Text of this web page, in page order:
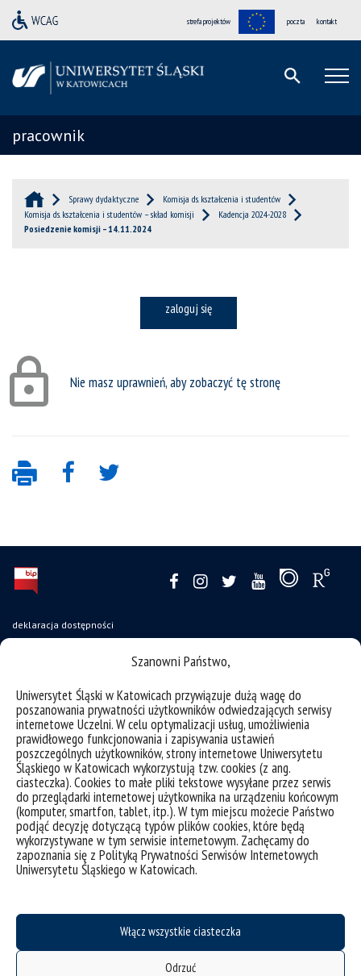
Szanowni Państwo,
Uniwersytet Śląski w Katowicach przywiązuje dużą wagę do
poszanowania prywatności użytkowników odwiedzających serwisy
internetowe Uczelni. W celu optymalizacji usług, umożliwienia
prawidłowego funkcjonowania i zapisywania ustawień
poszczególnych użytkowników, strony internetowe Uniwersytetu
Śląskiego w Katowicach wykorzystują tzw. cookies (z ang.
ciasteczka). Cookies to małe pliki tekstowe wysyłane przez serwis
do przeglądarki internetowej użytkownika na urządzeniu końcowym
(komputer, smartfon, tablet, itp.). W tym miejscu możecie Państwo
podjąć decyzję dotyczącą typów plików cookies, które będą
wykorzystywane w tym serwisie internetowym. Zachęcamy do
zapoznania się z Polityką Prywatności Serwisów Internetowych
Uniwersytetu Śląskiego w Katowicach.
Włącz wszystkie ciasteczka
Odrzuć
strefa projektów poczta kontakt
pracownik
Sprawy dydaktyczne
Komisja ds. kształcenia i studentów
Komisja ds. kształcenia i studentów – skład komisji
Kadencja 2024-2028
Posiedzenie komisji – 14.11.2024
Nie masz uprawnień, aby zobaczyć tę stronę
zaloguj się
deklaracja dostępności
struktura uczelni
zgłaszanie naruszeń
instrukcja logowania do intranetu
ubezpieczenie pracowników
program emerytalny
wirtualny UŚ
LEX Baza Dokumentów UŚ
SAP
Komisja Etyki ds. badań naukowych